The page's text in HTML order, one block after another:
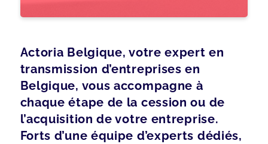
Actoria Belgique, votre expert en
transmission d’entreprises en
Belgique, vous accompagne à
chaque étape de la cession ou de
l’acquisition de votre entreprise.
Forts d’une équipe d’experts dédiés,